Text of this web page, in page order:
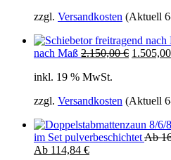
zzgl. Versandkosten (Aktuell
nach Maß Ursprünglicher
war:
2.150,00€Aktueller
1.505,00
inkl. 19 % MwSt.
zzgl. Versandkosten (Aktuell
im Set pulverbeschichtetAb
Ab 114,84 €